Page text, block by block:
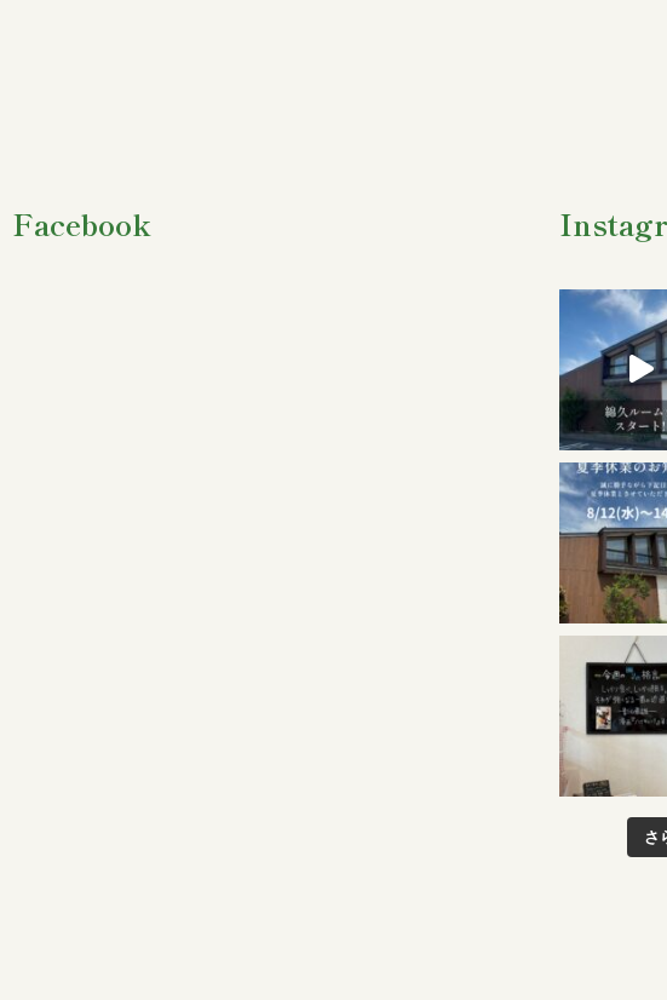
Facebook
さ